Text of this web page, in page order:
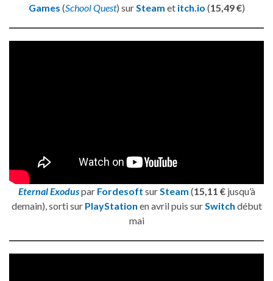
Games (School Quest) surSteam et itch.io (15,49 €)
Eternal Exoduspar Fordesoft surSteam (15,11 €jusqu’à
demain), sorti sur PlayStation en avril puis surSwitch début
mai